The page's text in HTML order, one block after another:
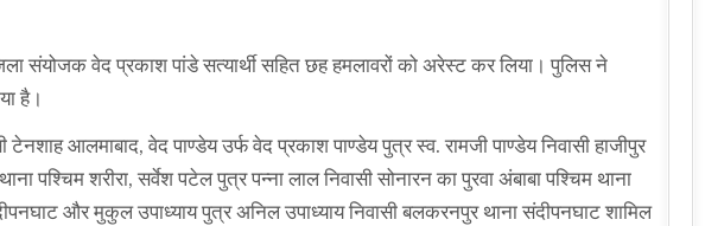
संयोजक वेद प्रकाश पांडे सत्यार्थी सहित छह हमलावरों को अरेस्ट कर लिया। पुलिस ने
है।
टेनशाह आलमाबाद, वेद पाण्डेय उर्फ वेद प्रकाश पाण्डेय पुत्र स्व. रामजी पाण्डेय निवासी हाजीपुर
पश्चिम शरीरा, सर्वेश पटेल पुत्र पन्ना लाल निवासी सोनारन का पुरवा अंबाबा पश्चिम थाना
और मुकुल उपाध्याय पुत्र अनिल उपाध्याय निवासी बलकरनपुर थाना संदीपनघाट शामिल